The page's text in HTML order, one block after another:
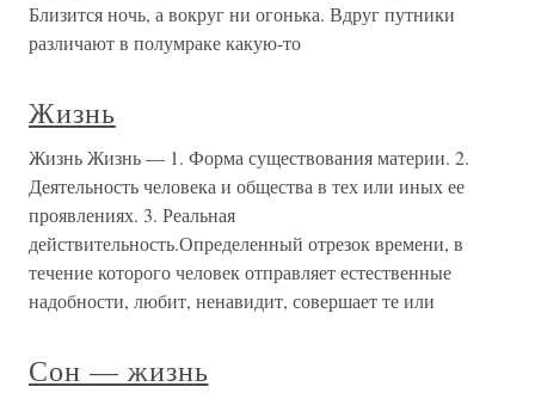
Близится ночь, а вокруг ни огонька. Вдруг путники
различают в полумраке какую-то
Жизнь
Жизнь Жизнь — 1. Форма существования материи. 2.
Деятельность человека и общества в тех или иных ее
проявлениях. 3. Реальная
действительность.Определенный отрезок времени, в
течение которого человек отправляет естественные
надобности, любит, ненавидит, совершает те или
Сон — жизнь